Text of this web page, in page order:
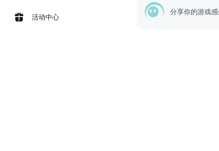
活动中心
分享你的游戏